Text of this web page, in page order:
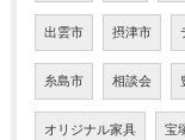
出雲市 摂津市
糸島市 相談会
オリジナル家具 宝